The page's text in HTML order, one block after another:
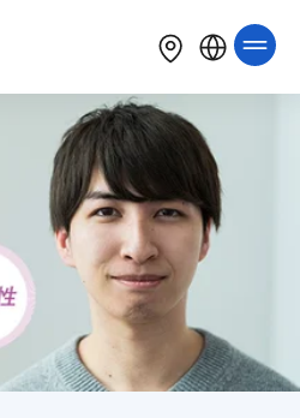
繁體中文
Tiếng Việt Bahasa Indonesia